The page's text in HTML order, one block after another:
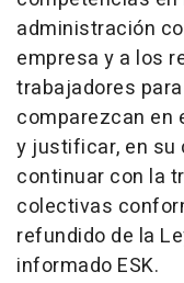
administración
empresa y a los
trabajadores
comparezcan en
y justificar, en su
continuar con la
colectivas
refundido de la
informado ESK.